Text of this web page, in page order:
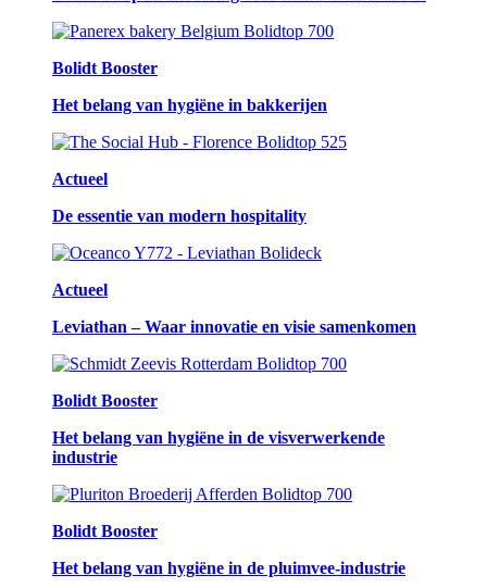
Bolidt Booster
Het belang van hygiëne in bakkerijen
Actueel
De essentie van modern hospitality
Actueel
Leviathan – Waar innovatie en visie samenkomen
Bolidt Booster
Het belang van hygiëne in de visverwerkende
industrie
Bolidt Booster
Het belang van hygiëne in de pluimvee-industrie